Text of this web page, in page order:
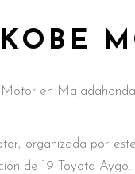
en
organizada por
de 19 Toyota